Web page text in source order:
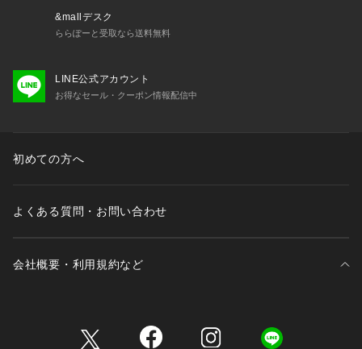
ださい。
上、お届け予定時期が前後する場合もございますので、予めご
了承下さい。
model: H168cm 着用サイズ: M
&mallデスク
ららぽーと受取なら送料無料
LINE公式アカウント
お得なセール・クーポン情報配信中
初めての方へ
よくある質問・お問い合わせ
会社概要・利用規約など